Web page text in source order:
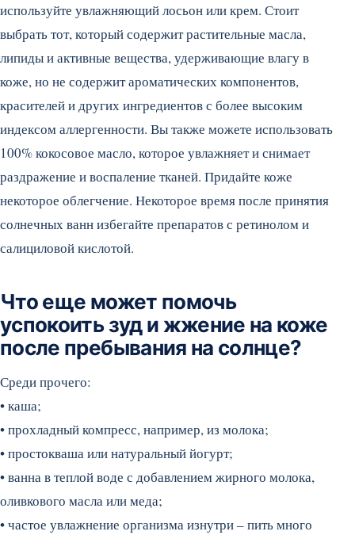
используйте увлажняющий лосьон или крем. Стоит
выбрать тот, который содержит растительные масла,
липиды и активные вещества, удерживающие влагу в
коже, но не содержит ароматических компонентов,
красителей и других ингредиентов с более высоким
индексом аллергенности. Вы также можете использовать
100% кокосовое масло, которое увлажняет и снимает
раздражение и воспаление тканей. Придайте коже
некоторое облегчение. Некоторое время после принятия
солнечных ванн избегайте препаратов с ретинолом и
салициловой кислотой.
Что еще может помочь
успокоить зуд и жжение на коже
после пребывания на солнце?
Среди прочего:
• каша;
• прохладный компресс, например, из молока;
• простокваша или натуральный йогурт;
• ванна в теплой воде с добавлением жирного молока,
оливкового масла или меда;
• частое увлажнение организма изнутри – пить много